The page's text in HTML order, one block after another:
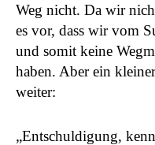
Weg nicht. Da wir
es vor, dass wir vom
und somit keine
haben. Aber ein
weiter:
„Entschuldigung,